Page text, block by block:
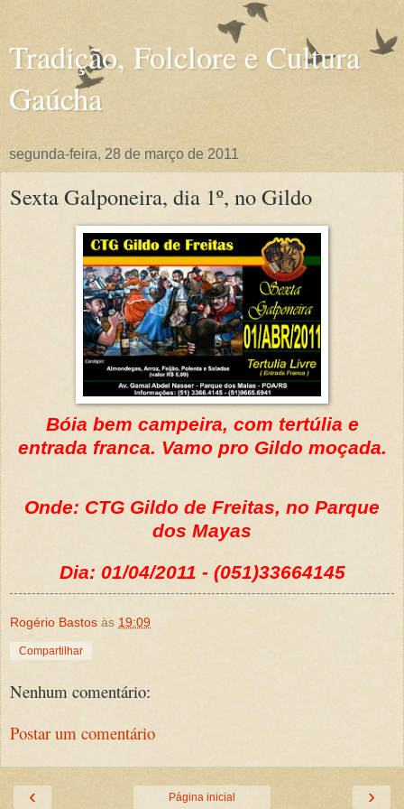
Tradição, Folclore e Cultura
Gaúcha
segunda-feira, 28 de março de 2011
Sexta Galponeira, dia 1º, no Gildo
Bóia bem campeira, com tertúlia e
entrada franca. Vamo pro Gildo moçada.
Onde: CTG Gildo de Freitas, no Parque
dos Mayas
Dia: 01/04/2011 - (051)33664145
Rogério Bastos às 19:09
Compartilhar
Nenhum comentário:
Postar um comentário
‹ ›
Página inicial